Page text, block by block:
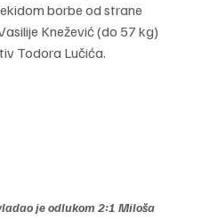
borbe od strane
Knežević (do 57 kg)
Todora Lučića.
je odlukom 2:1 Miloša